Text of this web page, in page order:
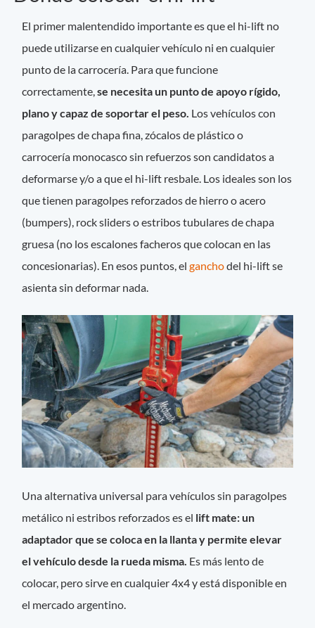
El primer malentendido importante es que el hi-lift no
puede utilizarse en cualquier vehículo ni en cualquier
punto de la carrocería. Para que funcione
correctamente,se necesita un punto de apoyo rígido,
plano y capaz de soportar el peso. Los vehículos con
paragolpes de chapa fina, zócalos de plástico o
carrocería monocasco sin refuerzos son candidatos a
deformarse y/o a que el hi-lift resbale. Los ideales son los
que tienen paragolpes reforzados de hierro o acero
(bumpers), rock sliders o estribos tubulares de chapa
gruesa (no los escalones facheros que colocan en las
concesionarias). En esos puntos, elganchodel hi-lift se
asienta sin deformar nada.
Una alternativa universal para vehículos sin paragolpes
metálico ni estribos reforzados es el lift mate: un
adaptador que se coloca en la llanta y permite elevar
el vehículo desde la rueda misma. Es más lento de
colocar, pero sirve en cualquier 4x4 y está disponible en
el mercado argentino.